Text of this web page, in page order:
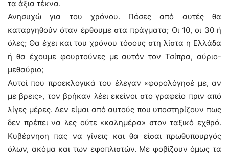
τα άξια τέκνα.
Ανησυχώ για του χρόνου. Πόσες από αυτές θα
καταργηθούν όταν έρθουμε στα πράγματα; Οι 10, οι 30 ή
όλες; Θα έχει και του χρόνου τόσους στη λίστα η Ελλάδα
ή θα έχουμε φουρτούνες με αυτόν τον Τσίπρα, αύριο-
μεθαύριο;
Αυτοί που προεκλογικά του έλεγαν «φορολόγησέ με, αν
με βρεις», τον βρήκαν λέει εκείνοι στο γραφείο πριν από
λίγες μέρες. Δεν είμαι από αυτούς που υποστηρίζουν πως
δεν πρέπει να λες ούτε «καλημέρα» στον ταξικό εχθρό.
Κυβέρνηση πας να γίνεις και θα είσαι πρωθυπουργός
όλων, ακόμα και των εφοπλιστών. Με φοβίζουν όμως τα